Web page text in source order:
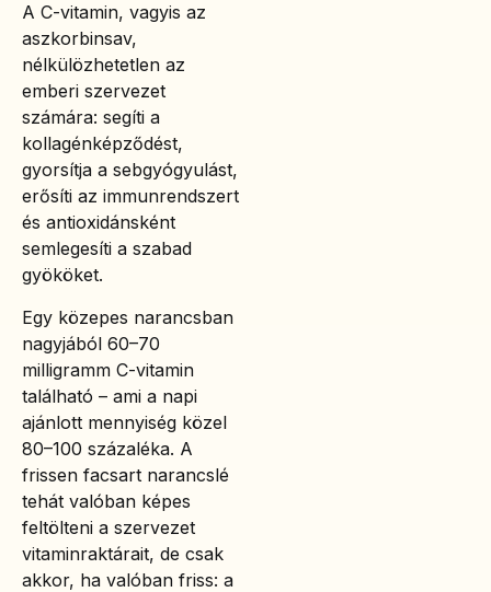
A C-vitamin, vagyis az
aszkorbinsav,
nélkülözhetetlen az
emberi szervezet
számára: segíti a
kollagénképződést,
gyorsítja a sebgyógyulást,
erősíti az immunrendszert
és antioxidánsként
semlegesíti a szabad
gyököket.
Egy közepes narancsban
nagyjából 60–70
milligramm C-vitamin
található – ami a napi
ajánlott mennyiség közel
80–100 százaléka. A
frissen facsart narancslé
tehát valóban képes
feltölteni a szervezet
vitaminraktárait, de csak
akkor, ha valóban friss: a